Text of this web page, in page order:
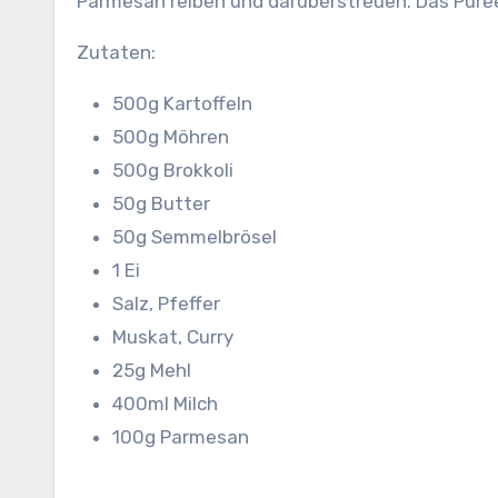
Zutaten:
500g Kartoffeln
500g Möhren
500g Brokkoli
50g Butter
50g Semmelbrösel
1 Ei
Salz, Pfeffer
Muskat, Curry
25g Mehl
400ml Milch
100g Parmesan